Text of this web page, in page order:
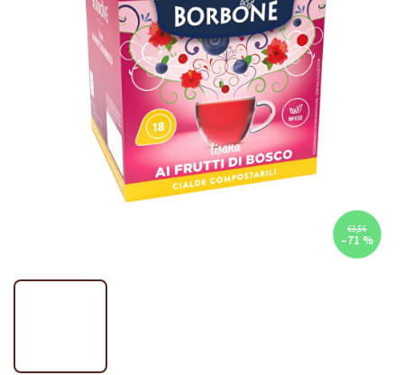
€3,56
–71 %